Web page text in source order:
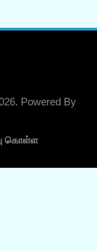
Powered By
கொள்ள